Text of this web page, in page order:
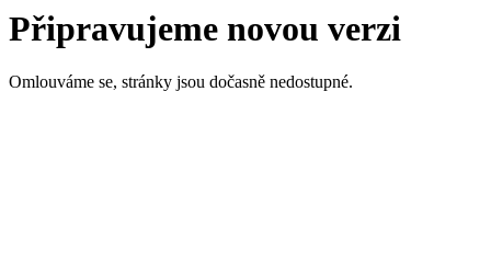
Připravujeme novou verzi
Omlouváme se, stránky jsou dočasně nedostupné.